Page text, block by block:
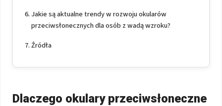
Jakie są aktualne trendy w rozwoju okularów
przeciwsłonecznych dla osób z wadą wzroku?
Źródła
Dlaczego okulary przeciwsłoneczne